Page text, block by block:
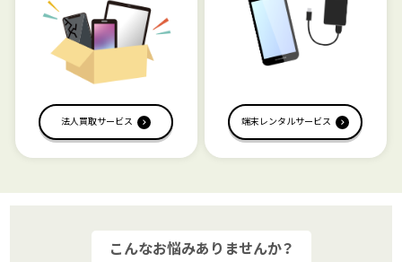
法人買取サービス 端末レンタルサービス
こんなお悩みありませんか？